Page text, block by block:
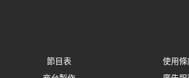
節目表 使用條